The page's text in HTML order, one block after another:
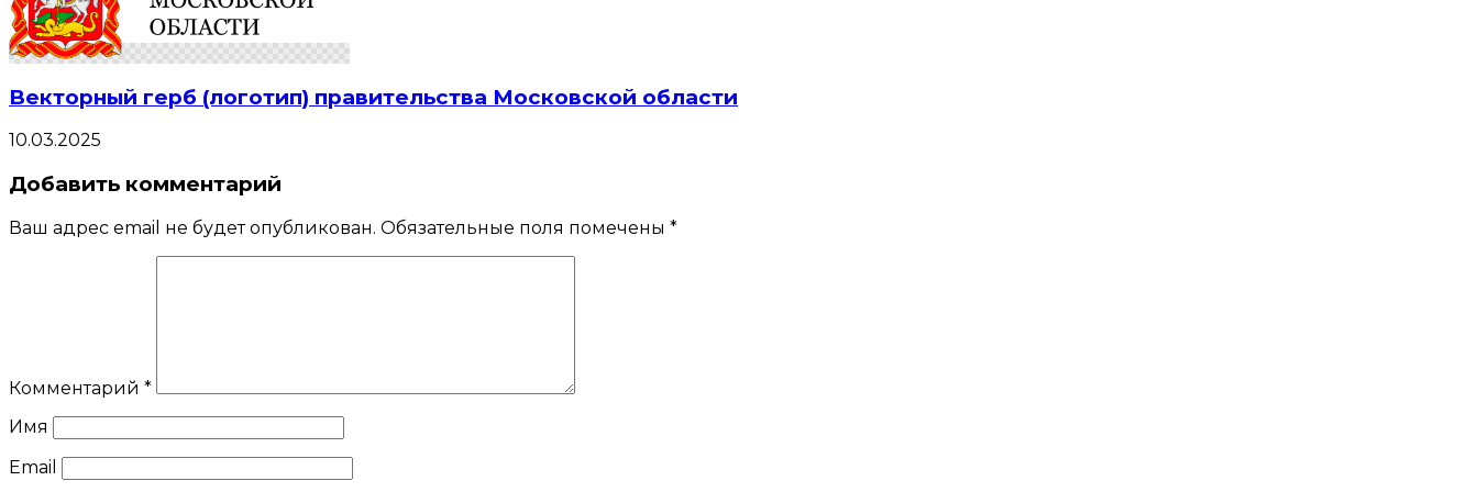
Векторный герб (логотип) правительства Московской области
10.03.2025
Добавить комментарий
Ваш адрес email не будет опубликован. Обязательные поля помечены *
Комментарий *
Имя
Email